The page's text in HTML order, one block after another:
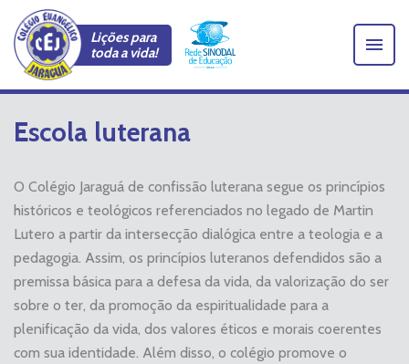
Lições para
toda a vida!
Escola luterana
O Colégio Jaraguá de confissão luterana segue os princípios
históricos e teológicos referenciados no legado de Martin
Lutero a partir da intersecção dialógica entre a teologia e a
pedagogia. Assim, os princípios luteranos defendidos são a
premissa básica para a defesa da vida, da valorização do ser
sobre o ter, da promoção da espiritualidade para a
plenificação da vida, dos valores éticos e morais coerentes
com sua identidade. Além disso, o colégio promove o